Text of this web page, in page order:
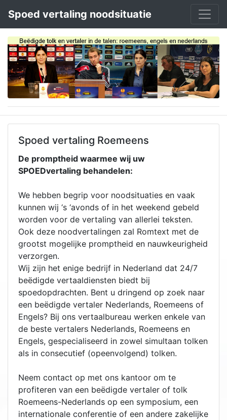
Spoed vertaling noodsituatie
Spoed vertaling Roemeens
De promptheid waarmee wij uw
SPOEDvertaling behandelen:
We hebben begrip voor noodsituaties en vaak
kunnen wij ‘s ‘avonds of in het weekend gebeld
worden voor de vertaling van allerlei teksten.
Ook deze noodvertalingen zal Romtext met de
grootst mogelijke promptheid en nauwkeurigheid
verzorgen.
Wij zijn het enige bedrijf in Nederland dat 24/7
beëdigde vertaaldiensten biedt bij
spoedopdrachten. Bent u dringend op zoek naar
een beëdigde vertaler Nederlands, Roemeens of
Engels? Bij ons vertaalbureau werken enkele van
de beste vertalers Nederlands, Roemeens en
Engels, gespecialiseerd in zowel simultaan tolken
als in consecutief (opeenvolgend) tolken.
Neem contact op met ons kantoor om te
profiteren van een beëdigde vertaler of tolk
Roemeens-Nederlands op een symposium, een
internationale conferentie of een andere zakelijke